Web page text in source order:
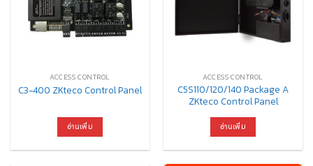
ACCESS CONTROL
C3-400 ZKteco Control Panel
อ่านเพิ่ม
ACCESS CONTROL
C5S110/120/140 Package A
ZKteco Control Panel
อ่านเพิ่ม